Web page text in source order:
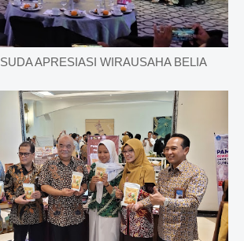
APRESIASI WIRAUSAHA BELIA